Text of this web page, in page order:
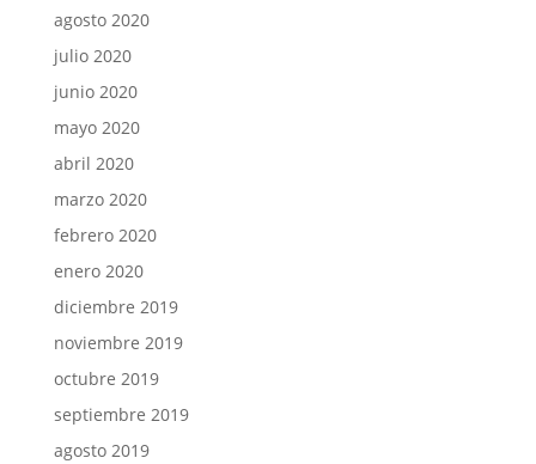
agosto 2020
julio 2020
junio 2020
mayo 2020
abril 2020
marzo 2020
febrero 2020
enero 2020
diciembre 2019
noviembre 2019
octubre 2019
septiembre 2019
agosto 2019